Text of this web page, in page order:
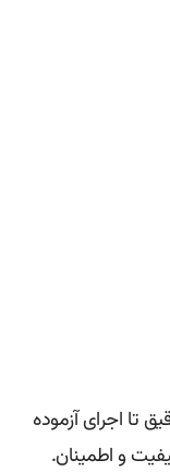
تا اجرای آزموده
و اطمینان.